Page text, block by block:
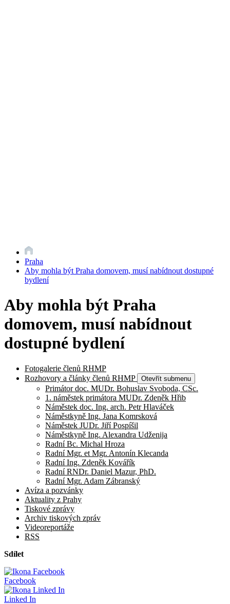
Praha
Aby mohla být Praha domovem, musí nabídnout dostupné
bydlení
Aby mohla být Praha
domovem, musí nabídnout
dostupné bydlení
Fotogalerie členů RHMP
Rozhovory a články členů RHMP
Otevřít submenu
Primátor doc. MUDr. Bohuslav Svoboda, CSc.
1. náměstek primátora MUDr. Zdeněk Hřib
Náměstek doc. Ing. arch. Petr Hlaváček
Náměstkyně Ing. Jana Komrsková
Náměstek JUDr. Jiří Pospíšil
Náměstkyně Ing. Alexandra Udženija
Radní Bc. Michal Hroza
Radní Mgr. et Mgr. Antonín Klecanda
Radní Ing. Zdeněk Kovářík
Radní RNDr. Daniel Mazur, PhD.
Radní Mgr. Adam Zábranský
Avíza a pozvánky
Aktuality z Prahy
Tiskové zprávy
Archiv tiskových zpráv
Videoreportáže
RSS
Sdílet
Facebook
Linked In